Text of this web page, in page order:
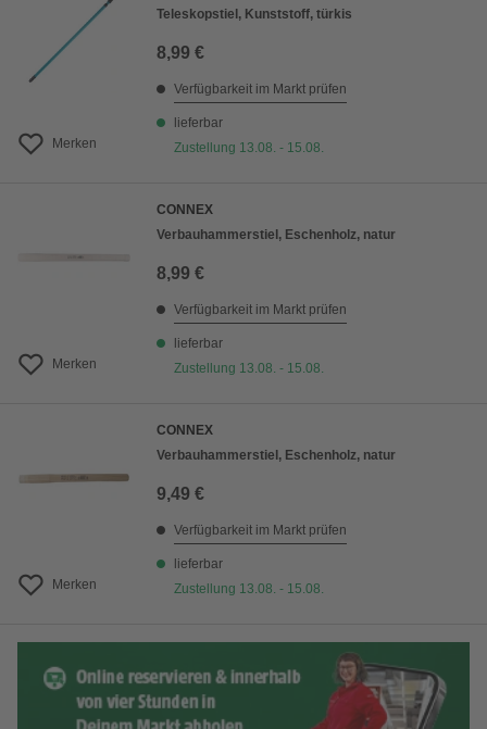
Merken
Teleskopstiel, Kunststoff, türkis
8,99 €
Verfügbarkeit im Markt prüfen
lieferbar
Zustellung 13.08. - 15.08.
Merken
CONNEX
Verbauhammerstiel, Eschenholz, natur
8,99 €
Verfügbarkeit im Markt prüfen
lieferbar
Zustellung 13.08. - 15.08.
Merken
CONNEX
Verbauhammerstiel, Eschenholz, natur
9,49 €
Verfügbarkeit im Markt prüfen
lieferbar
Zustellung 13.08. - 15.08.